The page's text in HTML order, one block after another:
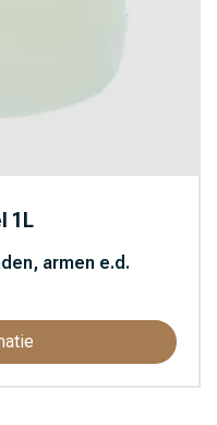
1L
armen e.d.